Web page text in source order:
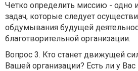
Четко определить миссию - одно
задач, которые следует
обдумывания будущей
благотворительной организации.
Вопрос 3. Кто станет движущей
Вашей организации? Есть ли у